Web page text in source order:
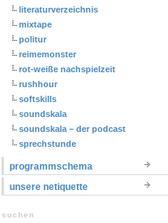
literaturverzeichnis
mixtape
politur
reimemonster
rot-weiße nachspielzeit
rushhour
softskills
soundskala
soundskala – der podcast
sprechstunde
programmschema
unsere netiquette
suchen